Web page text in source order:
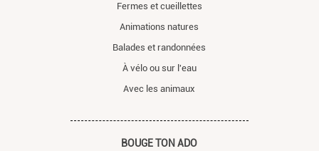
Fermes et cueillettes
Animations natures
Balades et randonnées
À vélo ou sur l'eau
Avec les animaux
BOUGE TON ADO